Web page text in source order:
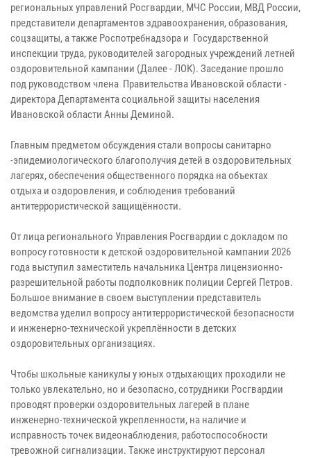
региональных управлений Росгвардии, МЧС России, МВД России,
представители департаментов здравоохранения, образования,
соцзащиты, а также Роспотребнадзора и Государственной
инспекции труда, руководителей загородных учреждений летней
оздоровительной кампании (Далее - ЛОК). Заседание прошло
под руководством члена Правительства Ивановской области -
директора Департамента социальной защиты населения
Ивановской области Анны Деминой.
Главным предметом обсуждения стали вопросы санитарно
-эпидемиологического благополучия детей в оздоровительных
лагерях, обеспечения общественного порядка на объектах
отдыха и оздоровления, и соблюдения требований
антитеррористической защищённости.
От лица регионального Управления Росгвардии с докладом по
вопросу готовности к детской оздоровительной кампании 2026
года выступил заместитель начальника Центра лицензионно-
разрешительной работы подполковник полиции Сергей Петров.
Большое внимание в своем выступлении представитель
ведомства уделил вопросу антитеррористической безопасности
и инженерно-технической укреплённости в детских
оздоровительных организациях.
Чтобы школьные каникулы у юных отдыхающих проходили не
только увлекательно, но и безопасно, сотрудники Росгвардии
проводят проверки оздоровительных лагерей в плане
инженерно-технической укрепленности, на наличие и
исправность точек видеонаблюдения, работоспособности
тревожной сигнализации. Также инструктируют персонал